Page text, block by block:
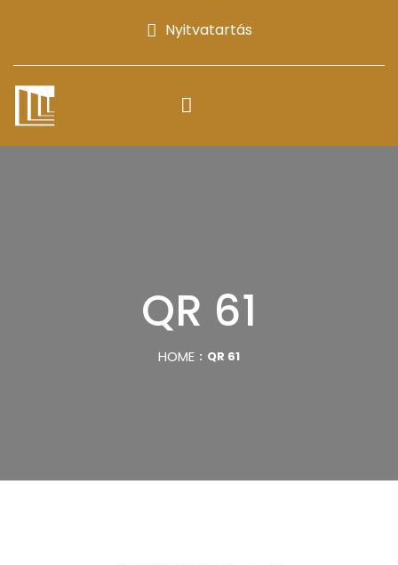
Nyitvatartás
QR 61
HOME QR 61